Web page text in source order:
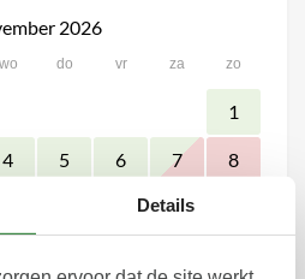
2026
wo do vr za zo
1
4 5 6 7 8
14
Details